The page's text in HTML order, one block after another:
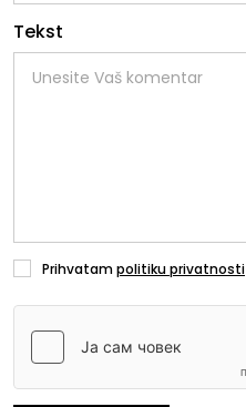
Tekst
Prihvatampolitiku privatnosti